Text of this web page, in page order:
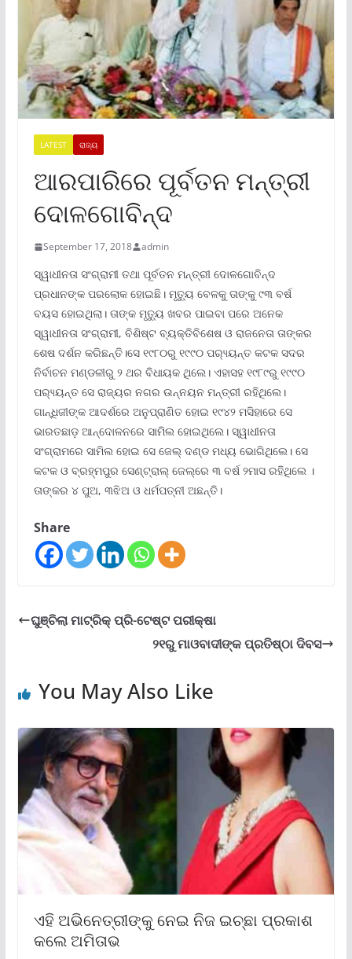
LATEST ରାଜ୍ୟ
ଆରପାରିରେ ପୂର୍ବତନ ମନ୍ତ୍ରୀ
ଦୋଳଗୋବିନ୍ଦ
September 17, 2018 admin
ସ୍ୱାଧୀନତା ସଂଗ୍ରାମୀ ତଥା ପୂର୍ବତନ ମନ୍ତ୍ରୀ ଦୋଳଗୋବିନ୍ଦ
ପ୍ରଧାନଙ୍କ ପରଲୋକ ହୋଇଛି। ମୃତ୍ୟୁ ବେଳକୁ ତାଙ୍କୁ ୯୩ ବର୍ଷ
ବୟସ ହୋଇଥିଲା। ତାଙ୍କ ମୃତ୍ୟୁ ଖବର ପାଇବା ପରେ ଅନେକ
ସ୍ୱାଧୀନତା ସଂଗ୍ରାମୀ, ବିଶିଷ୍ଟ ବ୍ୟକ୍ତିବିଶେଷ ଓ ରାଜନେତା ତାଙ୍କର
ଶେଷ ଦର୍ଶନ କରିଛନ୍ତି।ସେ ୧୯୮୦ରୁ ୧୯୯୦ ପର‌୍ୟ୍ୟନ୍ତ କଟକ ସଦର
ନିର୍ବାଚନ ମଣ୍ଡଳୀରୁ ୨ ଥର ବିଧାୟକ ଥିଲେ। ଏହାସହ ୧୯୮୯ରୁ ୧୯୯୦
ପର‌୍ୟ୍ୟନ୍ତ ସେ ରାଜ୍ୟର ନଗର ଉନ୍ନୟନ ମନ୍ତ୍ରୀ ରହିଥିଲେ।
ଗାନ୍ଧିଜୀଙ୍କ ଆଦର୍ଶରେ ଅନୁପ୍ରାଣିତ ହୋଇ ୧୯୪୨ ମସିହାରେ ସେ
ଭାରତଛାଡ଼ ଆନ୍ଦୋଳନରେ ସାମିଲ ହୋଇଥିଲେ। ସ୍ୱାଧୀନତା
ସଂଗ୍ରାମରେ ସାମିଲ ହୋଇ ସେ ଜେଲ୍ ଦଣ୍ଡ ମଧ୍ୟ ଭୋଗିଥିଲେ। ସେ
କଟକ ଓ ବ୍ରହ୍ମପୁର ସେଣ୍ଟ୍ରାଲ୍ ଜେଲ୍ରେ ୩ ବର୍ଷ ୨ମାସ ରହିଥିଲେ ।
ତାଙ୍କର ୪ ପୁଅ, ୩ଝିଅ ଓ ଧର୍ମପତ୍ନୀ ଅଛନ୍ତି।
Share
ଘୁଞ୍ଚିଲା ମାଟ୍ରିକ୍ ପ୍ରି-ଟେଷ୍ଟ ପରୀକ୍ଷା
୨୧ରୁ ମାଓବାଦୀଙ୍କ ପ୍ରତିଷ୍ଠା ଦିବସ
You May Also Like
ଏହି ଅଭିନେତ୍ରୀଙ୍କୁ ନେଇ ନିଜ ଇଚ୍ଛା ପ୍ରକାଶ
କଲେ ଅମିତାଭ